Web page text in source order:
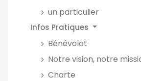
un particulier
Infos Pratiques
Bénévolat
Notre vision, notre
Charte